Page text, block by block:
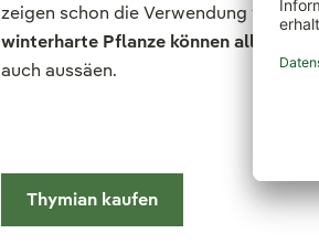
zeigen schon die Verwendung von
winterharte Pflanze können alle
auch aussäen.
Thymian kaufen